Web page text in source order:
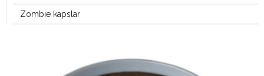
Zombie kapslar